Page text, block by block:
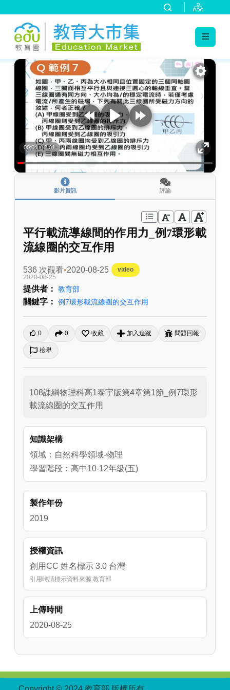
:::
00:04 / 2:01
影片資訊 評論
平行載流導線間的作用力_例7環形載
流線圈的交互作用
536 次觀看 2020-08-25
video
2020-08-25
提供者： 教育部
關鍵字： 例7環形載流線圈的交互作用
0 0 收藏 加入追蹤 問題回報
檢舉
108課綱物理科高1泰宇版第4章第1節_例7環形
載流線圈的交互作用
知識架構
領域：自然科學領域-物理
學習階段：高中10-12年級(五)
製作年份
2019
授權資訊
創用CC 姓名標示 3.0 台灣
引用時請標示資料來源:教育部
上傳時間
2020-08-25